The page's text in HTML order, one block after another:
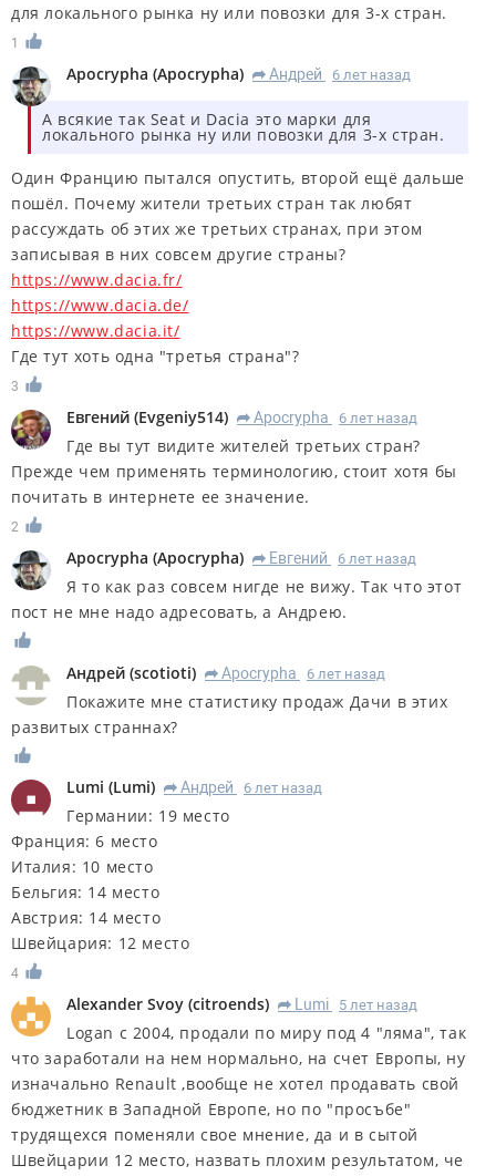
для локального рынка ну или повозки для 3-х стран.
1
Apocrypha (Apocrypha) R Андрей 6 лет назад
А всякие так Seat и Dacia это марки для
локального рынка ну или повозки для 3-х стран.
Один Францию пытался опустить, второй ещё дальше
пошёл. Почему жители третьих стран так любят
рассуждать об этих же третьих странах, при этом
записывая в них совсем другие страны?
https://www.dacia.fr/
https://www.dacia.de/
https://www.dacia.it/
Где тут хоть одна "третья страна"?
3
Евгений (Evgeniy514) R Apocrypha 6 лет назад
Где вы тут видите жителей третьих стран?
Прежде чем применять терминологию, стоит хотя бы
почитать в интернете ее значение.
2
Apocrypha (Apocrypha) R Евгений 6 лет назад
Я то как раз совсем нигде не вижу. Так что этот
пост не мне надо адресовать, а Андрею.
Андрей (scotioti) R Apocrypha 6 лет назад
Покажите мне статистику продаж Дачи в этих
развитых страннах?
Lumi (Lumi) R Андрей 6 лет назад
Германии: 19 место
Франция: 6 место
Италия: 10 место
Бельгия: 14 место
Австрия: 14 место
Швейцария: 12 место
4
Alexander Svoy (citroends) R Lumi 5 лет назад
Logan с 2004, продали по миру под 4 "ляма", так
что заработали на нем нормально, на счет Европы, ну
изначально Renault ,вообще не хотел продавать свой
бюджетник в Западной Европе, но по "просъбе"
трудящехся поменяли свое мнение, да и в сытой
Швейцарии 12 место, назвать плохим результатом, че